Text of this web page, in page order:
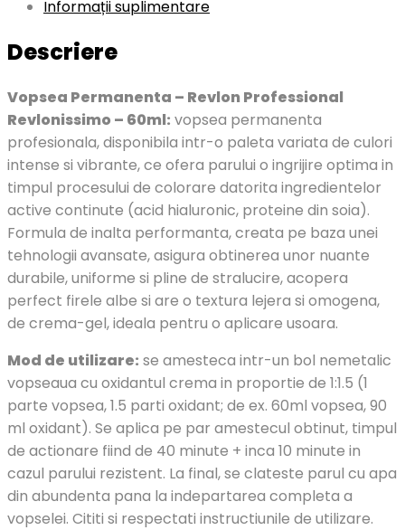
Informații suplimentare
Descriere
Vopsea Permanenta – Revlon Professional
Revlonissimo – 60ml: vopsea permanenta
profesionala, disponibila intr-o paleta variata de culori
intense si vibrante, ce ofera parului o ingrijire optima in
timpul procesului de colorare datorita ingredientelor
active continute (acid hialuronic, proteine din soia).
Formula de inalta performanta, creata pe baza unei
tehnologii avansate, asigura obtinerea unor nuante
durabile, uniforme si pline de stralucire, acopera
perfect firele albe si are o textura lejera si omogena,
de crema-gel, ideala pentru o aplicare usoara.
Mod de utilizare: se amesteca intr-un bol nemetalic
vopseaua cu oxidantul crema in proportie de 1:1.5 (1
parte vopsea, 1.5 parti oxidant; de ex. 60ml vopsea, 90
ml oxidant). Se aplica pe par amestecul obtinut, timpul
de actionare fiind de 40 minute + inca 10 minute in
cazul parului rezistent. La final, se clateste parul cu apa
din abundenta pana la indepartarea completa a
vopselei. Cititi si respectati instructiunile de utilizare.